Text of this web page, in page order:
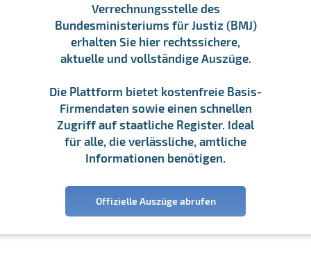
Verrechnungsstelle des
Bundesministeriums für Justiz (BMJ)
erhalten Sie hier rechtssichere,
aktuelle und vollständige Auszüge.
Die Plattform bietet kostenfreie Basis-
Firmendaten sowie einen schnellen
Zugriff auf staatliche Register. Ideal
für alle, die verlässliche, amtliche
Informationen benötigen.
Offizielle Auszüge abrufen